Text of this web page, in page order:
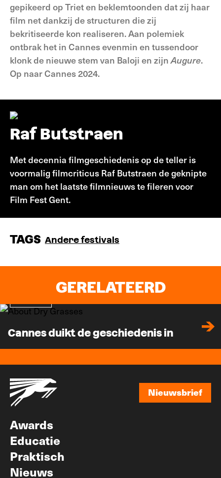
gepikeerd op Triet en beklemtoonden dat zij haar
film net dankzij de structuren die zij
bekritiseerde kon realiseren. Aan polemiek
ontbrak het in Cannes evenmin en tussendoor
klonk de nieuwe stem van Baloji en zijnAugure.
Op naar Cannes 2024.
Raf Butstraen
Met decennia filmgeschiedenis op de teller is
voormalig filmcriticus Raf Butstraen de geknipte
man om het laatste filmnieuws te fileren voor
Film Fest Gent.
TAGS Andere festivals
GERELATEERD
Cannes duikt de geschiedenis in
Nieuwsbrief
Awards
Educatie
Praktisch
Nieuws